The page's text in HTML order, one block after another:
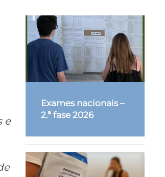
e
Exames nacionais –
2.ª fase 2026